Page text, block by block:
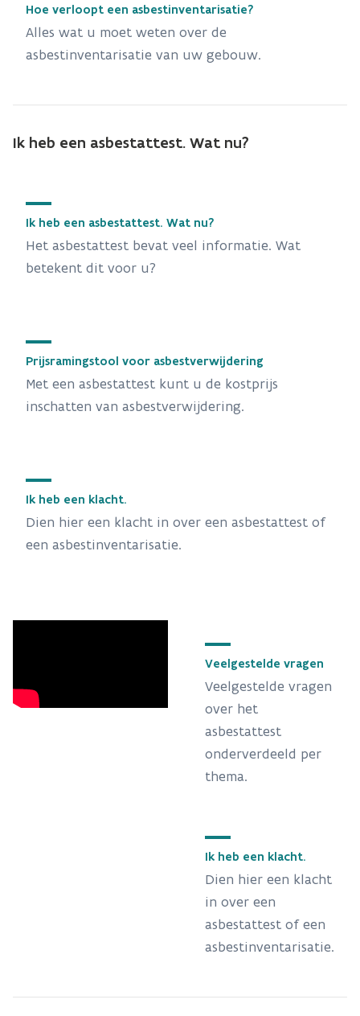
Hoe verloopt een asbestinventarisatie?
Alles wat u moet weten over de
asbestinventarisatie van uw gebouw.
Ik heb een asbestattest. Wat nu?
Ik heb een asbestattest. Wat nu?
Het asbestattest bevat veel informatie. Wat
betekent dit voor u?
Prijsramingstool voor asbestverwijdering
Met een asbestattest kunt u de kostprijs
inschatten van asbestverwijdering.
Ik heb een klacht.
Dien hier een klacht in over een asbestattest of
een asbestinventarisatie.
Veelgestelde vragen
Veelgestelde vragen
over het
asbestattest
onderverdeeld per
thema.
Ik heb een klacht.
Dien hier een klacht
in over een
asbestattest of een
asbestinventarisatie.